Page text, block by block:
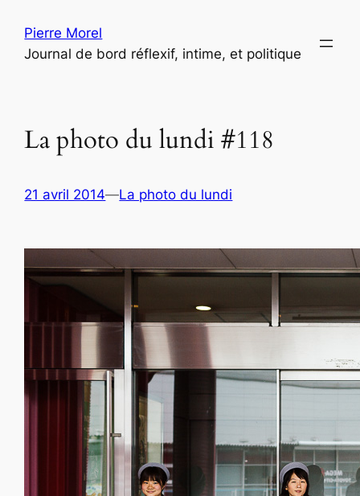
contenu
Pierre Morel
Journal de bord réflexif, intime, et politique
La photo du lundi #118
21 avril 2014—La photo du lundi